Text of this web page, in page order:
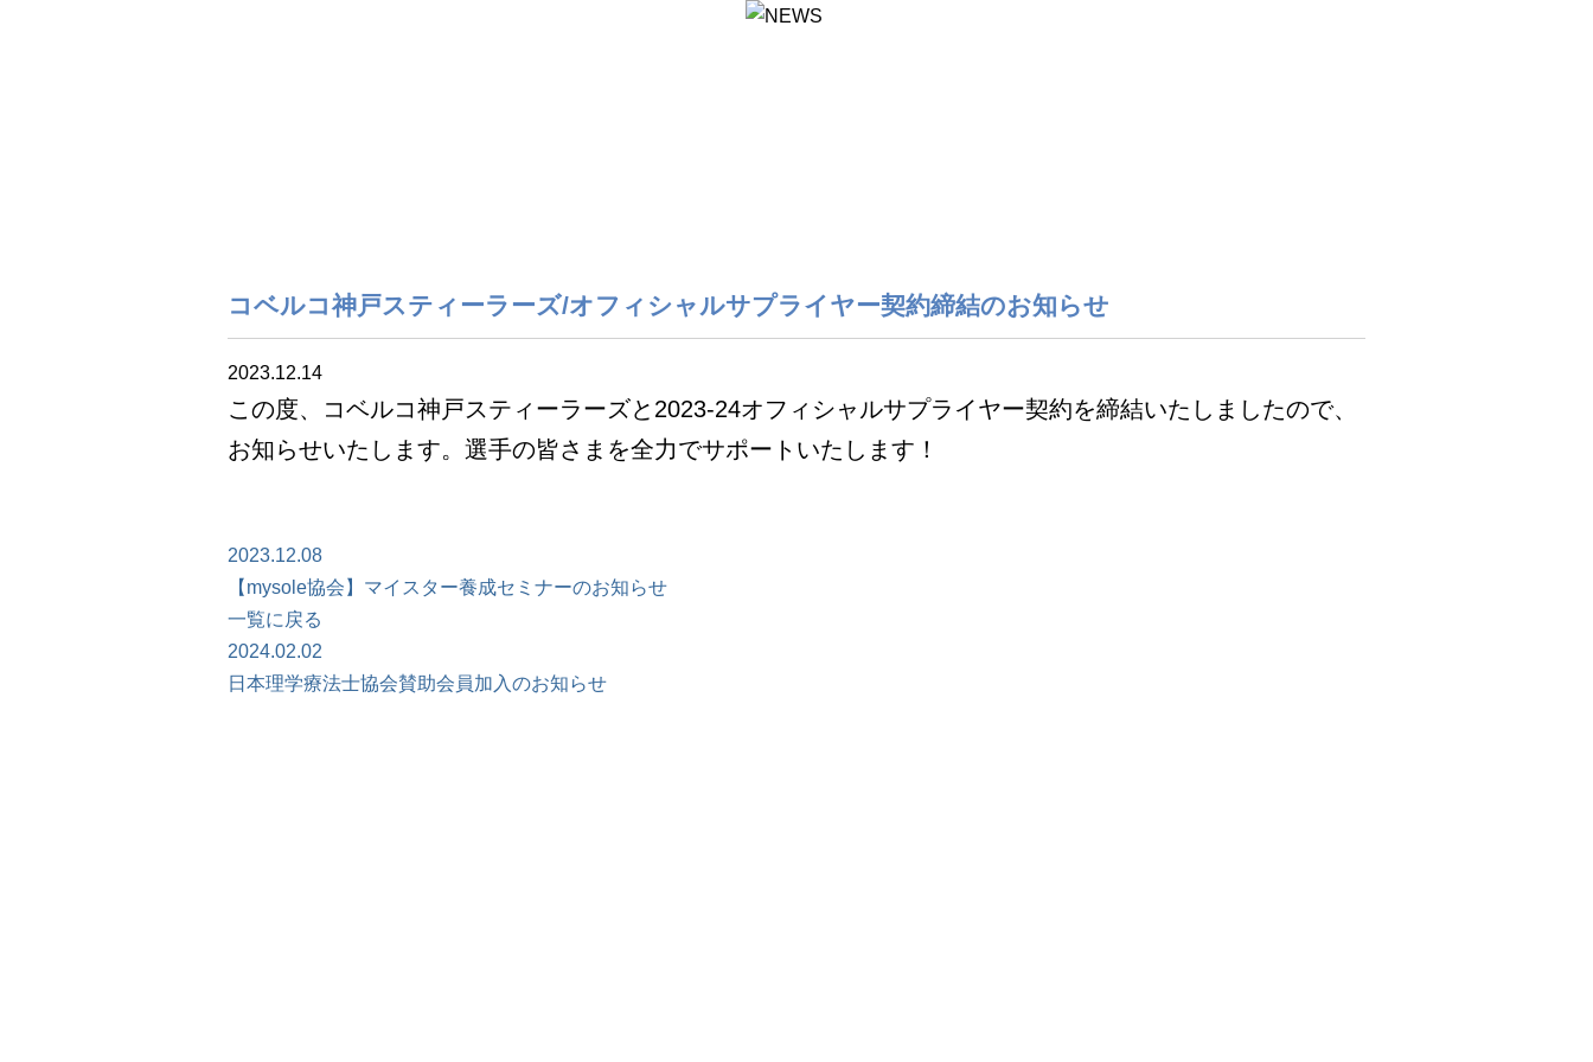
コベルコ神戸スティーラーズ/オフィシャルサプライヤー契約締結のお知らせ
2023.12.14
この度、コベルコ神戸スティーラーズと2023-24オフィシャルサプライヤー契約を締結いたしましたので、
お知らせいたします。選手の皆さまを全力でサポートいたします！
2023.12.08
【mysole協会】マイスター養成セミナーのお知らせ
一覧に戻る
2024.02.02
日本理学療法士協会賛助会員加入のお知らせ